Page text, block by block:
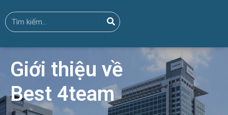
Giới thiệu về
Best 4team